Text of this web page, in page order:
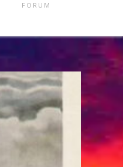
FORUM